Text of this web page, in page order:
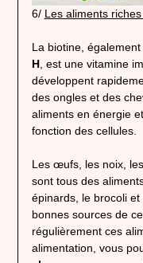
6/ Les aliments
La biotine,
H, est une vitamine
développent
des ongles et des
aliments en énergie
fonction des cellules.
Les œufs, les noix,
sont tous des
épinards, le brocoli
bonnes sources de
régulièrement ces
alimentation, vous